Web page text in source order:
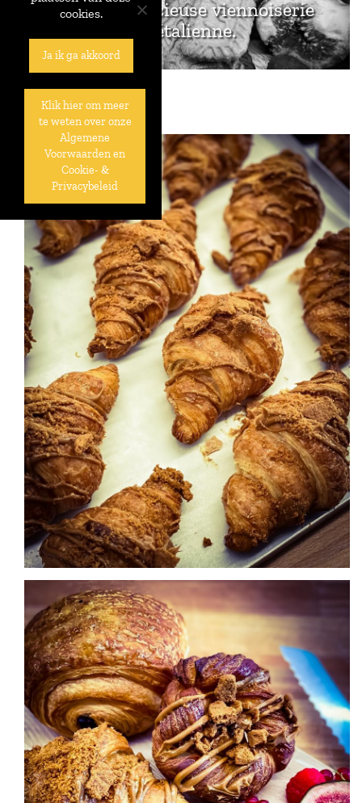
recette ! Délicieuse viennoiserie
végétalienne.
cookies.
Ja ik ga akkoord
Klik hier om meer
te weten over onze
Algemene
Voorwaarden en
Cookie- &
Privacybeleid